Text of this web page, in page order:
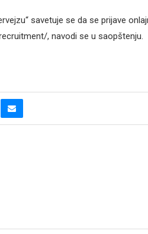
savetuje se da se prijave
, navodi se u saopštenju.